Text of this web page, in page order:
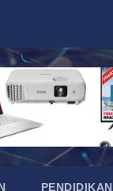
PENDIDIKAN